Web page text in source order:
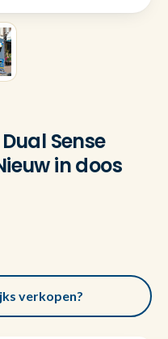
Sense
in doos
verkopen?